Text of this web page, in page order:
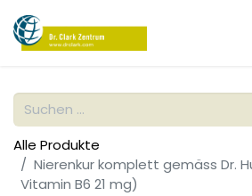
Alle Produkte
Nierenkur komplett gemäss Dr.
Vitamin B6 21 mg)